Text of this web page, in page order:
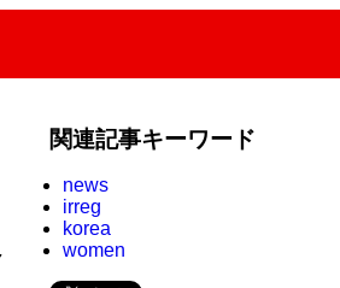
関連記事キーワード
news
irreg
korea
women